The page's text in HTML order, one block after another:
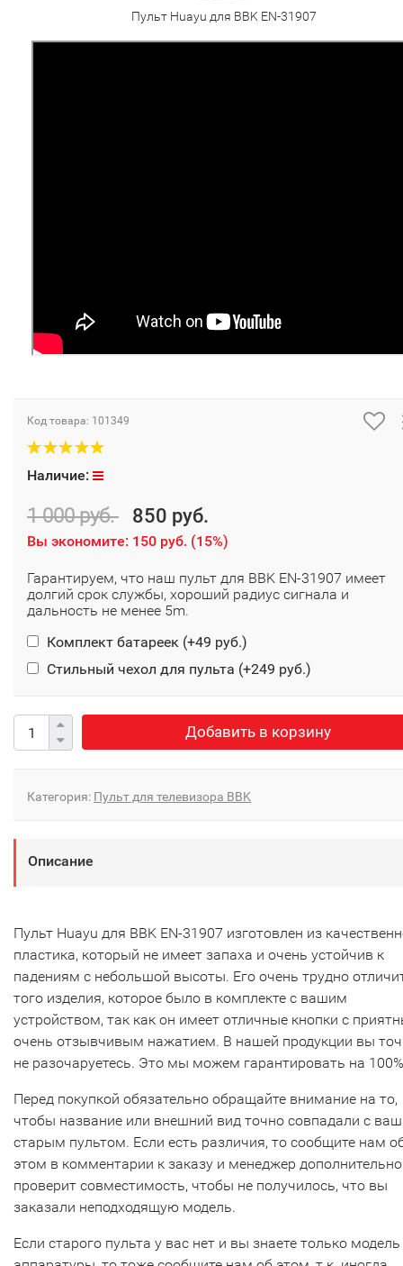
Пульт Huayu для BBK EN-31907
Код товара: 101349
Наличие:
1 000 руб. 850 руб.
Вы экономите: 150 руб. (15%)
Гарантируем, что наш пульт для BBK EN-31907 имеет
долгий срок службы, хороший радиус сигнала и
дальность не менее 5m.
Комплект батареек (+49 руб.)
Стильный чехол для пульта (+249 руб.)
Добавить в корзину
Категория: Пульт для телевизора BBK
Описание
Пульт Huayu для BBK EN-31907 изготовлен из
пластика, который не имеет запаха и очень устойчив к
падениям с небольшой высоты. Его очень трудно
того изделия, которое было в комплекте с вашим
устройством, так как он имеет отличные кнопки с
очень отзывчивым нажатием. В нашей продукции вы
не разочаруетесь. Это мы можем гарантировать на
Перед покупкой обязательно обращайте внимание на то,
чтобы название или внешний вид точно совпадали с
старым пультом. Если есть различия, то сообщите нам
этом в комментарии к заказу и менеджер дополнительно
проверит совместимость, чтобы не получилось, что вы
заказали неподходящую модель.
Если старого пульта у вас нет и вы знаете только модель